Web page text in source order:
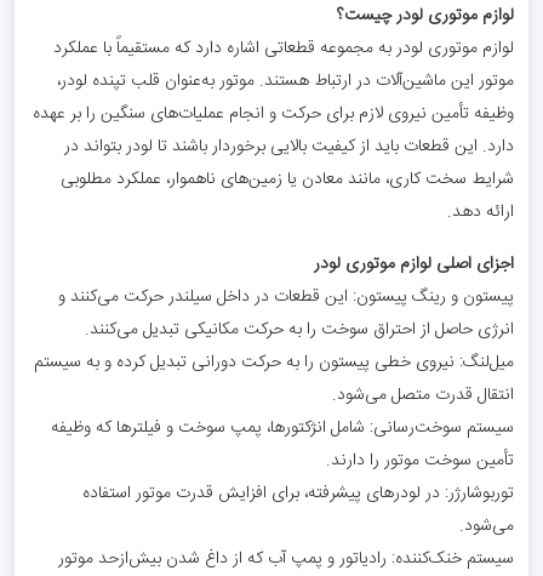
لوازم موتوری لودر چیست؟
لوازم موتوری لودر به مجموعه قطعاتی اشاره دارد که مستقیماً با عملکرد
موتور این ماشین‌آلات در ارتباط هستند. موتور به‌عنوان قلب تپنده لودر،
وظیفه تأمین نیروی لازم برای حرکت و انجام عملیات‌های سنگین را بر عهده
دارد. این قطعات باید از کیفیت بالایی برخوردار باشند تا لودر بتواند در
شرایط سخت کاری، مانند معادن یا زمین‌های ناهموار، عملکرد مطلوبی
ارائه دهد.
اجزای اصلی لوازم موتوری لودر
پیستون و رینگ پیستون: این قطعات در داخل سیلندر حرکت می‌کنند و
انرژی حاصل از احتراق سوخت را به حرکت مکانیکی تبدیل می‌کنند.
میل‌لنگ: نیروی خطی پیستون را به حرکت دورانی تبدیل کرده و به سیستم
انتقال قدرت متصل می‌شود.
سیستم سوخت‌رسانی: شامل انژکتورها، پمپ سوخت و فیلترها که وظیفه
تأمین سوخت موتور را دارند.
توربوشارژر: در لودرهای پیشرفته، برای افزایش قدرت موتور استفاده
می‌شود.
سیستم خنک‌کننده: رادیاتور و پمپ آب که از داغ شدن بیش‌ازحد موتور